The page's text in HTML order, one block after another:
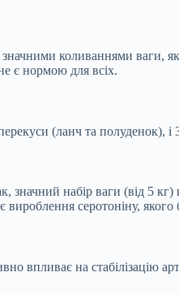
значними коливаннями
є нормою для всіх.
(ланч та полуденок), і
значний набір ваги (від 5
серотоніну,
впливає на стабілізацію